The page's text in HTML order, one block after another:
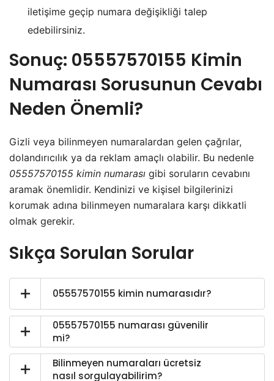
iletişime geçip numara değişikliği talep
edebilirsiniz.
Sonuç: 05557570155 Kimin
Numarası Sorusunun Cevabı
Neden Önemli?
Gizli veya bilinmeyen numaralardan gelen çağrılar,
dolandırıcılık ya da reklam amaçlı olabilir. Bu nedenle
05557570155 kimin numarası gibi soruların cevabını
aramak önemlidir. Kendinizi ve kişisel bilgilerinizi
korumak adına bilinmeyen numaralara karşı dikkatli
olmak gerekir.
Sıkça Sorulan Sorular
05557570155 kimin numarasıdır?
05557570155 numarası güvenilir
mi?
Bilinmeyen numaraları ücretsiz
nasıl sorgulayabilirim?